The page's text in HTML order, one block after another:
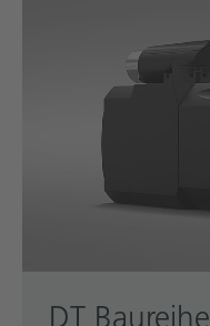
DT Baureihe